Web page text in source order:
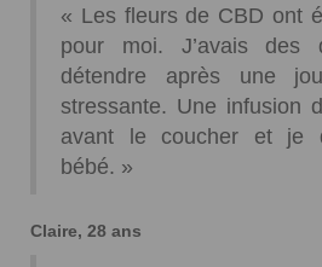
« Les fleurs de CBD ont
pour moi. J’avais des
détendre après une
stressante. Une infusion
avant le coucher et je
bébé. »
Claire, 28 ans